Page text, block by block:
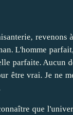
L'homme
parfaite. Aucun
être vrai. Je ne
que